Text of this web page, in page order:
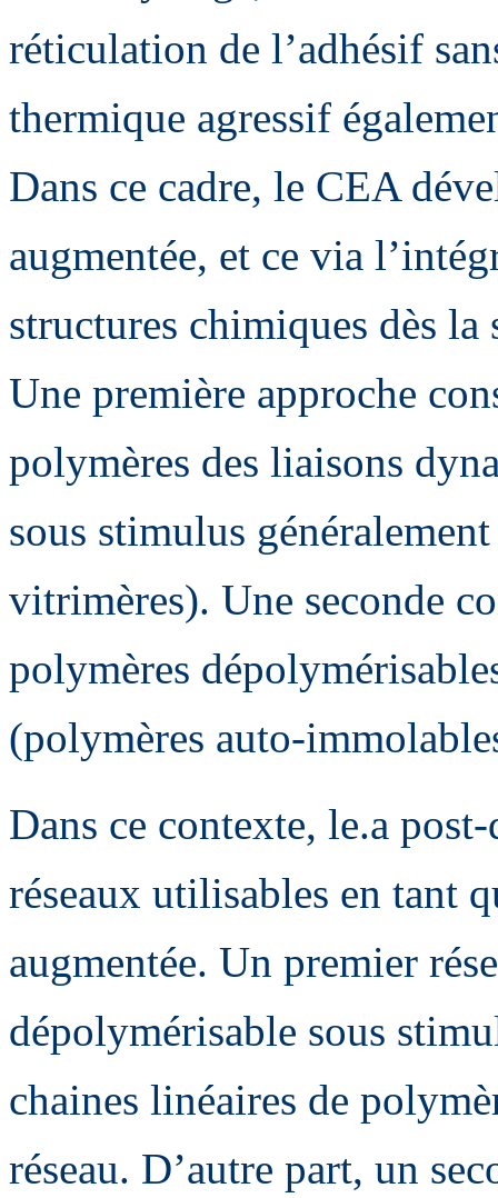
réticulation de l’adhésif
thermique agressif
Dans ce cadre, le CEA
augmentée, et ce via
structures chimiques dès la
Une première approche
polymères des liaisons
sous stimulus
vitrimères). Une seconde
polymères
(polymères auto-
Dans ce contexte, le.a
réseaux utilisables en tant
augmentée. Un premier
dépolymérisable sous
chaines linéaires de
réseau. D’autre part, un